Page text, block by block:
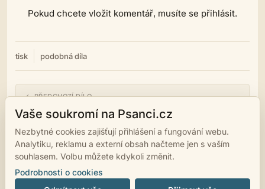
Pokud chcete vložit komentář, musíte se přihlásit.
tisk podobná díla
← PŘEDCHOZÍ DÍLO
A kdo sem dal ty květy krásné
NÁSLEDUJÍCÍ DÍLO →
Lásku odmítáš
Vaše soukromí na Psanci.cz
Nezbytné cookies zajišťují přihlášení a fungování webu.
Analytiku, reklamu a externí obsah načteme jen s vaším
souhlasem. Volbu můžete kdykoli změnit.
Podrobnosti o cookies